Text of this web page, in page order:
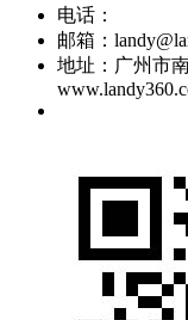
电话：
邮箱：
地址：广州市